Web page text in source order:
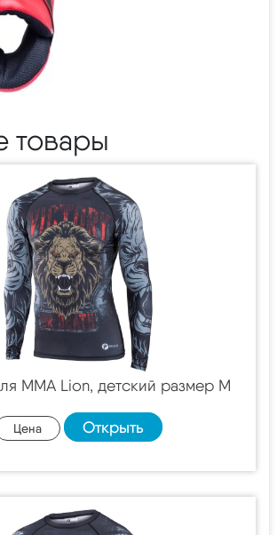
товары
MMA Lion, детский размер M
Цена Открыть